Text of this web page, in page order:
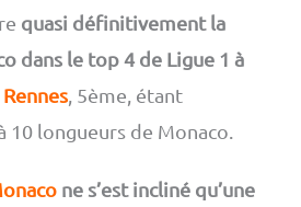
quasi définitivement la
dans le top 4 de Ligue 1 à
Rennes , 5ème, étant
10 longueurs de Monaco.
ne s’est incliné qu’une